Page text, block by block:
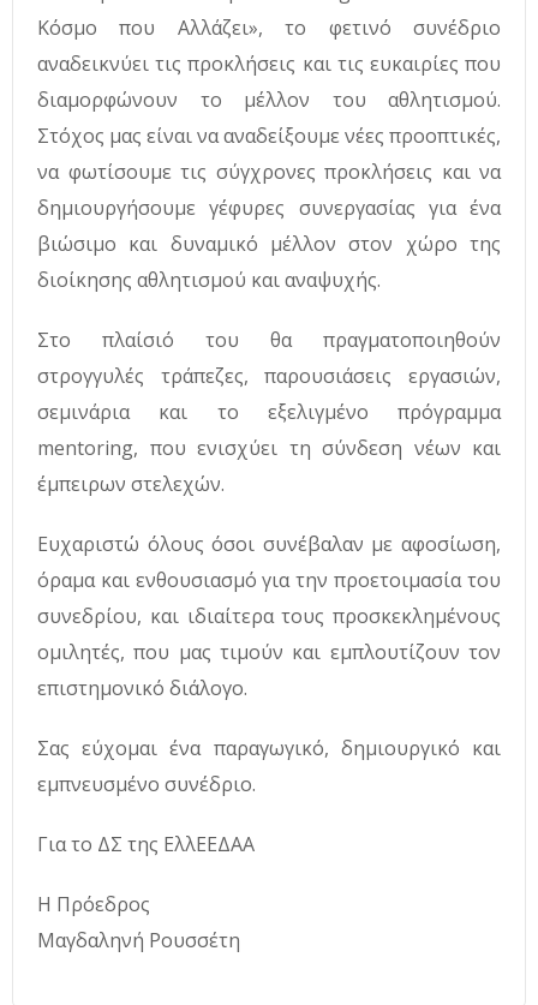
Κόσμο που Αλλάζει», το φετινό συνέδριο
αναδεικνύει τις προκλήσεις και τις ευκαιρίες που
διαμορφώνουν το μέλλον του αθλητισμού.
Στόχος μας είναι να αναδείξουμε νέες προοπτικές,
να φωτίσουμε τις σύγχρονες προκλήσεις και να
δημιουργήσουμε γέφυρες συνεργασίας για ένα
βιώσιμο και δυναμικό μέλλον στον χώρο της
διοίκησης αθλητισμού και αναψυχής.
Στο πλαίσιό του θα πραγματοποιηθούν
στρογγυλές τράπεζες, παρουσιάσεις εργασιών,
σεμινάρια και το εξελιγμένο πρόγραμμα
mentoring, που ενισχύει τη σύνδεση νέων και
έμπειρων στελεχών.
Ευχαριστώ όλους όσοι συνέβαλαν με αφοσίωση,
όραμα και ενθουσιασμό για την προετοιμασία του
συνεδρίου, και ιδιαίτερα τους προσκεκλημένους
ομιλητές, που μας τιμούν και εμπλουτίζουν τον
επιστημονικό διάλογο.
Σας εύχομαι ένα παραγωγικό, δημιουργικό και
εμπνευσμένο συνέδριο.
Για το ΔΣ της ΕλλΕΕΔΑΑ
Η Πρόεδρος
Μαγδαληνή Ρουσσέτη